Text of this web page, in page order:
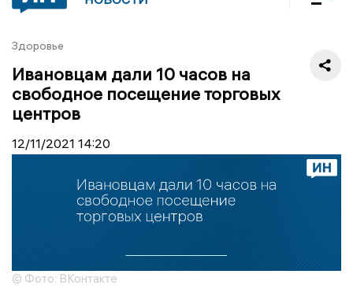
Здоровье
Ивановцам дали 10 часов на
свободное посещение торговых
центров
12/11/2021 14:20
© Фото: ВКонтакте